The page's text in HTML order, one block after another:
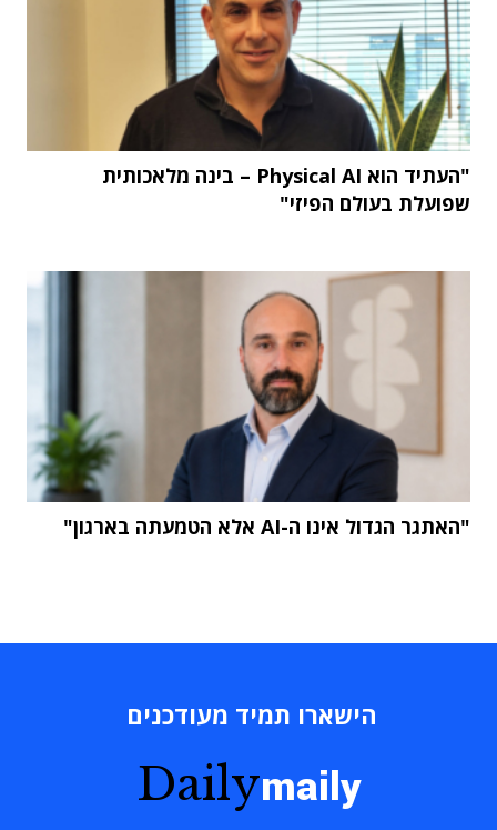
"העתיד הוא Physical AI – בינה מלאכותית
שפועלת בעולם הפיזי"
"האתגר הגדול אינו ה-AI אלא הטמעתה בארגון"
הישארו תמיד מעודכנים
Dailymaily